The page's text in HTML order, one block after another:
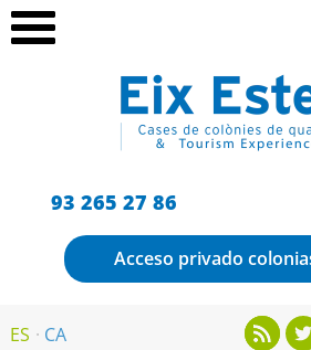
93 265 27 86
Acceso privado
ES CA